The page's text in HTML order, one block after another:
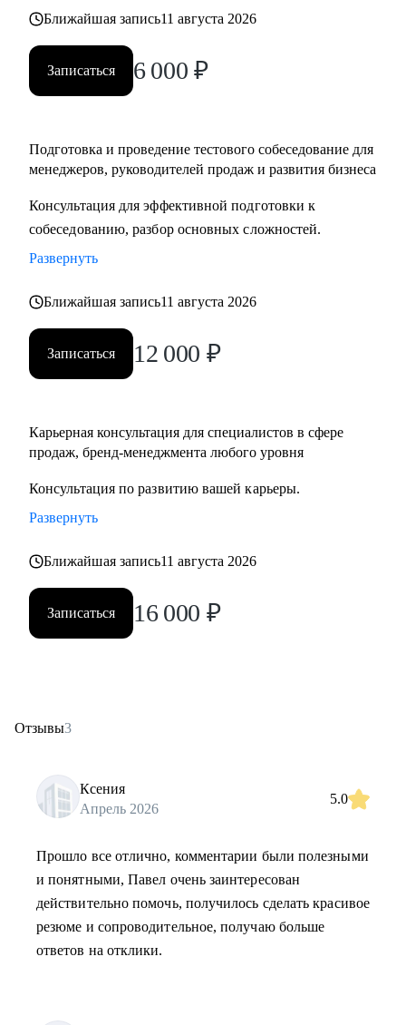
Ближайшая запись11 августа 2026
Записаться 6 000 ₽
Подготовка и проведение тестового собеседование для
менеджеров, руководителей продаж и развития бизнеса
Консультация для эффективной подготовки к
собеседованию, разбор основных сложностей.
Развернуть
Ближайшая запись11 августа 2026
Записаться 12 000 ₽
Карьерная консультация для специалистов в сфере
продаж, бренд-менеджмента любого уровня
Консультация по развитию вашей карьеры.
Развернуть
Ближайшая запись11 августа 2026
Записаться 16 000 ₽
Отзывы3
Ксения
Апрель 2026
5.0
Прошло все отлично, комментарии были полезными
и понятными, Павел очень заинтересован
действительно помочь, получилось сделать красивое
резюме и сопроводительное, получаю больше
ответов на отклики.